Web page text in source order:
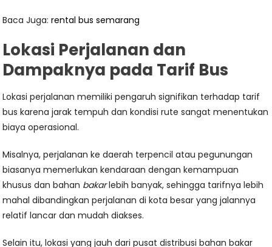
Baca Juga:rental bus semarang
Lokasi Perjalanan dan
Dampaknya pada Tarif Bus
Lokasi perjalanan memiliki pengaruh signifikan terhadap tarif
bus karena jarak tempuh dan kondisi rute sangat menentukan
biaya operasional.
Misalnya, perjalanan ke daerah terpencil atau pegunungan
biasanya memerlukan kendaraan dengan kemampuan
khusus dan bahan bakarlebih banyak, sehingga tarifnya lebih
mahal dibandingkan perjalanan di kota besar yang jalannya
relatif lancar dan mudah diakses.
Selain itu, lokasi yang jauh dari pusat distribusi bahan bakar